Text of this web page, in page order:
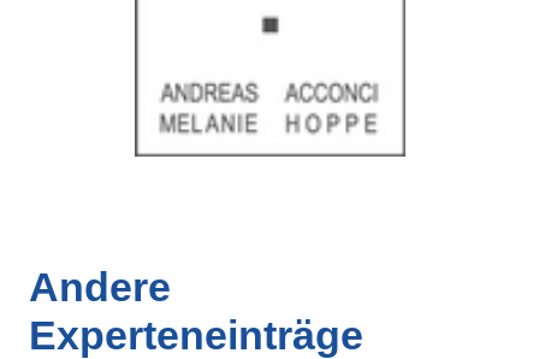
Andere
Experteneinträge